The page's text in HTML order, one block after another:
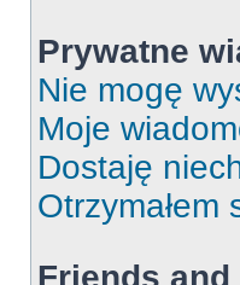
Prywatne
Nie mogę
Moje
Dostaję
Friends and